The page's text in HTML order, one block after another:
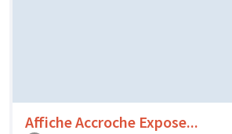
Affiche Accroche Expose...